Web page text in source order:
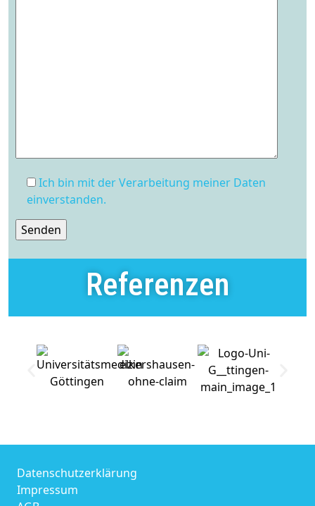
Ich bin mit der Verarbeitung meiner Daten
einverstanden.
Referenzen
Datenschutzerklärung
Impressum